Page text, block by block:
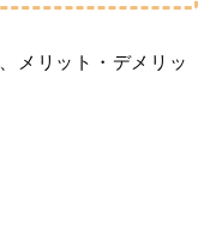
メリット・デメリッ